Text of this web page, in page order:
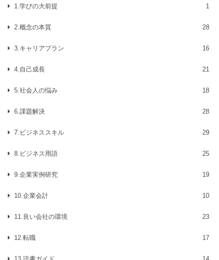
1.学びの大前提 1
2.概念の本質 28
3.キャリアプラン 16
4.自己成長 21
5.社会人の悩み 18
6.課題解決 28
7.ビジネススキル 29
8.ビジネス用語 25
9.企業実例研究 19
10.企業会計 10
11.良い会社の環境 23
12.転職 17